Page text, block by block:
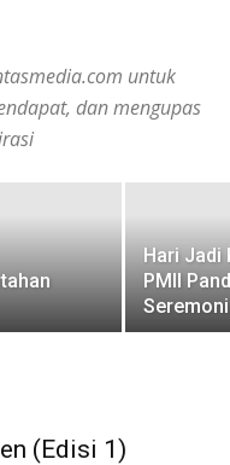
untuk
dan mengupas
Cemas,
dari
Hari Jadi
PMII
Seremoni
(Edisi 1)